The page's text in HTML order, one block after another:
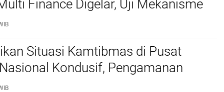
Finance Digelar, Uji Mekanisme
Jadi Sorotan
Situasi Kamtibmas di Pusat
Kondusif, Pengamanan
Diperketat